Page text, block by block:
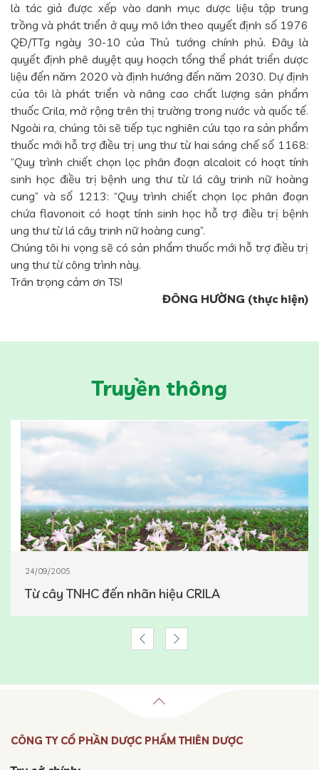
là tác giả được xếp vào danh mục dược liệu tập trung
trồng và phát triển ở quy mô lớn theo quyết định số 1976
QĐ/TTg ngày 30-10 của Thủ tướng chính phủ. Đây là
quyết định phê duyệt quy hoạch tổng thể phát triển dược
liệu đến năm 2020 và định hướng đến năm 2030. Dự định
của tôi là phát triển và nâng cao chất lượng sản phẩm
thuốc Crila, mở rộng trên thị trường trong nước và quốc tế.
Ngoài ra, chúng tôi sẽ tiếp tục nghiên cứu tạo ra sản phẩm
thuốc mới hỗ trợ điều trị ung thư từ hai sáng chế số 1168:
“Quy trình chiết chọn lọc phân đoạn alcaloit có hoạt tính
sinh học điều trị bệnh ung thư từ lá cây trinh nữ hoàng
cung” và số 1213: “Quy trình chiết chọn lọc phân đoạn
chứa flavonoit có hoạt tính sinh học hỗ trợ điều trị bệnh
ung thư từ lá cây trinh nữ hoàng cung”.
Chúng tôi hi vọng sẽ có sản phẩm thuốc mới hỗ trợ điều trị
ung thư từ công trình này.
Trân trọng cảm ơn TS!
ĐÔNG HƯỜNG (thực hiện)
Truyền thông
24/09/2005
Từ cây TNHC đến nhãn hiệu CRILA
CÔNG TY CỔ PHẦN DƯỢC PHẨM THIÊN DƯỢC